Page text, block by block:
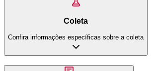
Coleta
Confira informações específicas sobre a coleta